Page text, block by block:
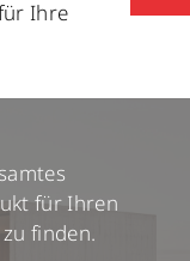
Ihre
für Ihren
finden.